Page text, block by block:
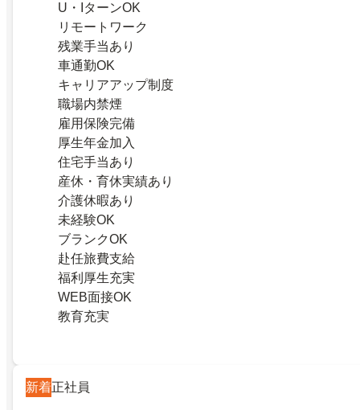
U・IターンOK
リモートワーク
残業手当あり
車通勤OK
キャリアアップ制度
職場内禁煙
雇用保険完備
厚生年金加入
住宅手当あり
産休・育休実績あり
介護休暇あり
未経験OK
ブランクOK
赴任旅費支給
福利厚生充実
WEB面接OK
教育充実
新着正社員